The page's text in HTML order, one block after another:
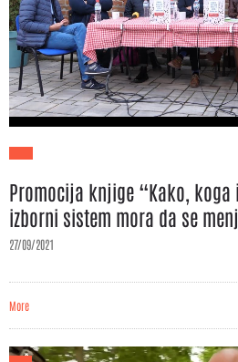
Promocija knjige “Kako,
izborni sistem mora da se
27/09/2021
More